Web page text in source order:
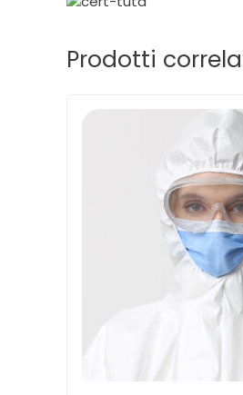
Prodotti